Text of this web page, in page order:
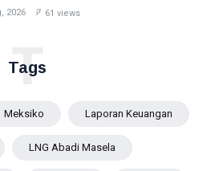
2026 61 views
Tags
T
Meksiko Laporan Keuangan
LNG Abadi Masela